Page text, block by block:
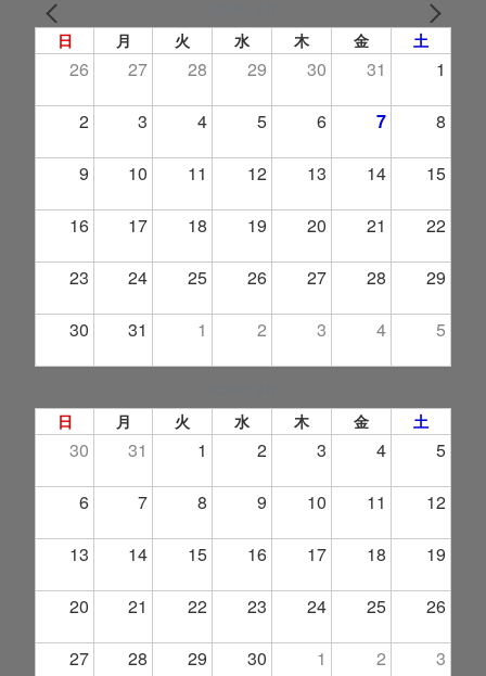
日 月 火 水 木 金 土
26 27 28 29 30 31 1
2 3 4 5 6 7 8
9 10 11 12 13 14 15
16 17 18 19 20 21 22
23 24 25 26 27 28 29
30 31 1 2 3 4 5
日 月 火 水 木 金 土
30 31 1 2 3 4 5
6 7 8 9 10 11 12
13 14 15 16 17 18 19
20 21 22 23 24 25 26
27 28 29 30 1 2 3